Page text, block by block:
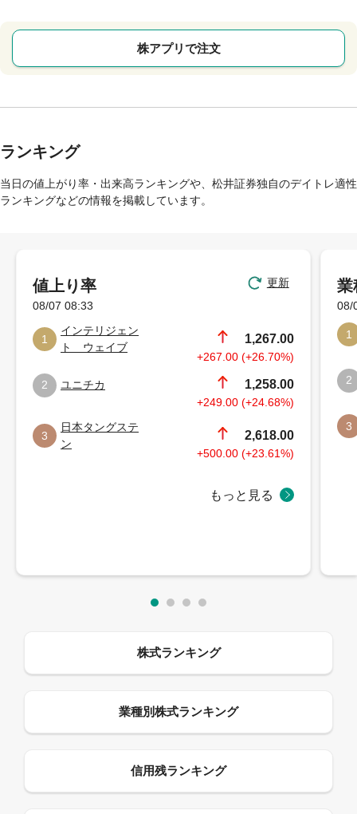
株アプリで注文
ランキング
当日の値上がり率・出来高ランキングや、松井証券独自のデイトレ適性
ランキングなどの情報を掲載しています。